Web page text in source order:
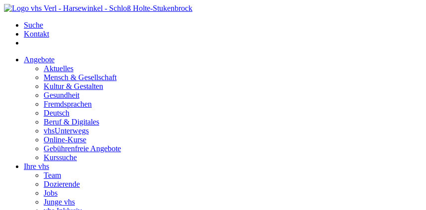
Suche
Kontakt
Angebote
Aktuelles
Mensch & Gesellschaft
Kultur & Gestalten
Gesundheit
Fremdsprachen
Deutsch
Beruf & Digitales
vhsUnterwegs
Online-Kurse
Gebührenfreie Angebote
Kurssuche
Ihre vhs
Team
Dozierende
Jobs
Junge vhs